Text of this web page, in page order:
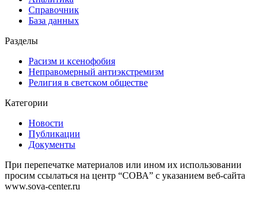
Справочник
База данных
Разделы
Расизм и ксенофобия
Неправомерный антиэкстремизм
Религия в светском обществе
Категории
Новости
Публикации
Документы
При перепечатке материалов или ином их использовании
просим ссылаться на центр “СОВА” с указанием веб-сайта
www.sova-center.ru